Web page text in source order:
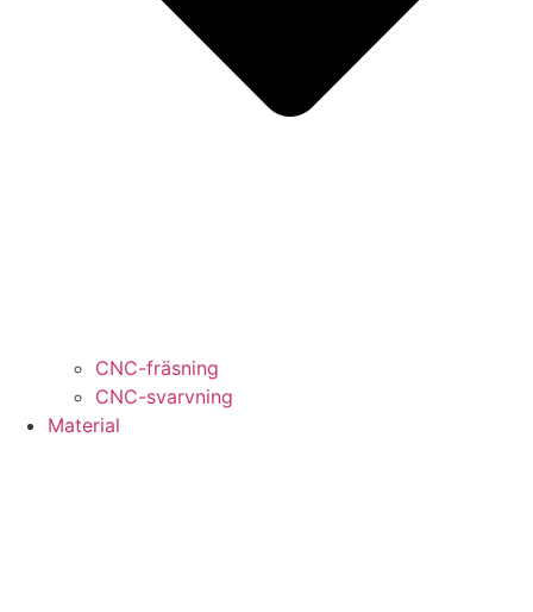
CNC-fräsning
CNC-svarvning
Material